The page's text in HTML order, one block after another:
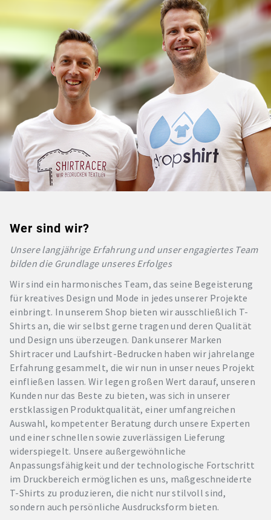
Wer sind wir?
Unsere langjährige Erfahrung und unser engagiertes Team
bilden die Grundlage unseres Erfolges
Wir sind ein harmonisches Team, das seine Begeisterung
für kreatives Design und Mode in jedes unserer Projekte
einbringt. In unserem Shop bieten wir ausschließlich T-
Shirts an, die wir selbst gerne tragen und deren Qualität
und Design uns überzeugen. Dank unserer Marken
Shirtracer und Laufshirt-Bedrucken haben wir jahrelange
Erfahrung gesammelt, die wir nun in unser neues Projekt
einfließen lassen. Wir legen großen Wert darauf, unseren
Kunden nur das Beste zu bieten, was sich in unserer
erstklassigen Produktqualität, einer umfangreichen
Auswahl, kompetenter Beratung durch unsere Experten
und einer schnellen sowie zuverlässigen Lieferung
widerspiegelt. Unsere außergewöhnliche
Anpassungsfähigkeit und der technologische Fortschritt
im Druckbereich ermöglichen es uns, maßgeschneiderte
T-Shirts zu produzieren, die nicht nur stilvoll sind,
sondern auch persönliche Ausdrucksform bieten.